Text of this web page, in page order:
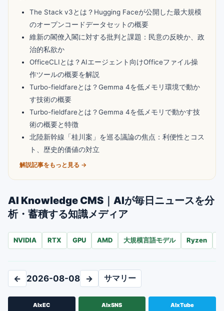
The Stack v3とは？Hugging Faceが公開した最大規模
のオープンコードデータセットの概要
維新の閣僚入閣に対する批判と課題：民意の反映か、政
治的私欲か
OfficeCLIとは？AIエージェント向けOfficeファイル操
作ツールの概要を解説
Turbo-fieldfareとは？Gemma 4を低メモリ環境で動か
す技術の概要
Turbo-fieldfareとは？Gemma 4を低メモリで動かす技
術の概要と特徴
北陸新幹線「桂川案」を巡る議論の焦点：利便性とコス
ト、歴史的価値の対立
解説記事をもっと見る →
AI Knowledge CMS｜AIが毎日ニュースを分
析・蓄積する知識メディア
NVIDIA RTX GPU AMD 大規模言語モデル Ryzen
← 2026-08-08 → サマリー
AIxEC AIxSNS AIxTube